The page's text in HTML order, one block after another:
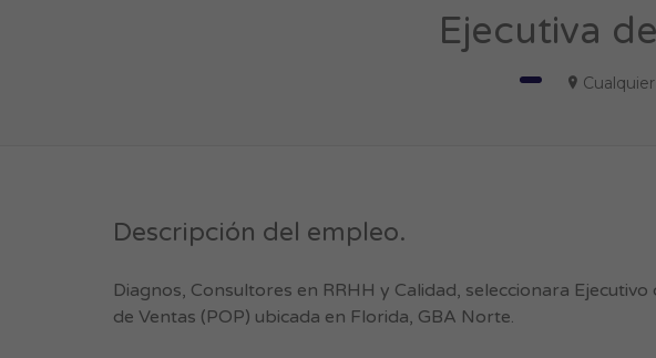
Ejecutiva
Descripción del empleo.
Diagnos, Consultores en RRHH y Calidad, seleccionara
de Ventas (POP) ubicada en Florida, GBA Norte.